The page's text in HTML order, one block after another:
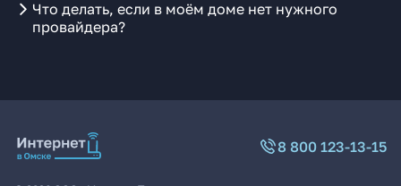
Что делать, если в моём доме нет нужного
провайдера?
8 800 123-13-15